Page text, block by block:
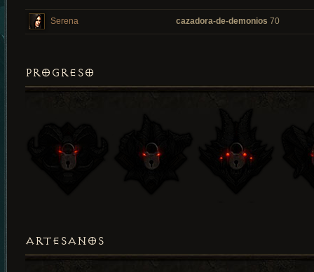
Serena cazadora-de-demonios 70
PROGRESO
ARTESANOS